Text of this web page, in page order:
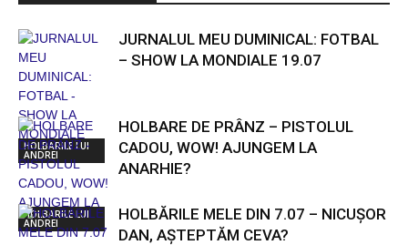
HOLBARILE LUI
ANDREI
JURNALUL MEU DUMINICAL: FOTBAL
– SHOW LA MONDIALE 19.07
HOLBARILE LUI
ANDREI
HOLBARE DE PRÂNZ – PISTOLUL
CADOU, WOW! AJUNGEM LA
ANARHIE?
HOLBĂRILE MELE DIN 7.07 – NICUȘOR
DAN, AȘTEPTĂM CEVA?